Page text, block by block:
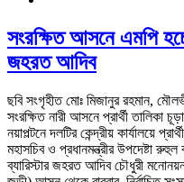
সংরক্ষিত আসনে এমপি
জহরত আদিব
ছবি সংগৃহীত মোঃ মিজানুর রহমান,
সংরক্ষিত নারী আসনে প্রার্থী তালিকা
নয়াপল্টনে দলটির কেন্দ্রীয় কার্যালয়ে
মহাসচিব ও প্রধানমন্ত্রীর উপদেষ্টা
ব্যারিস্টার জহরত আদিব চৌধুরী